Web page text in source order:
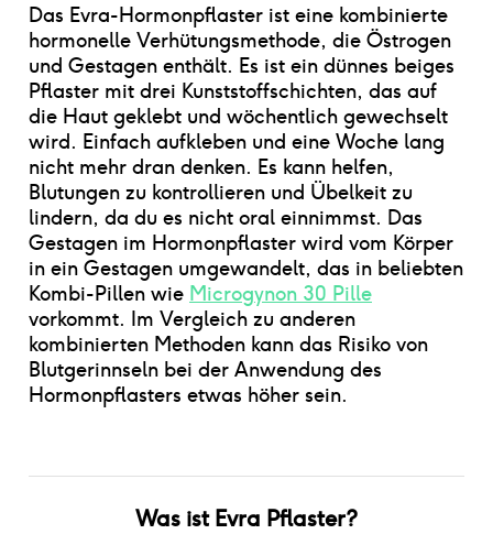
Das Evra-Hormonpflaster ist eine kombinierte
hormonelle Verhütungsmethode, die Östrogen
und Gestagen enthält. Es ist ein dünnes beiges
Pflaster mit drei Kunststoffschichten, das auf
die Haut geklebt und wöchentlich gewechselt
wird. Einfach aufkleben und eine Woche lang
nicht mehr dran denken. Es kann helfen,
Blutungen zu kontrollieren und Übelkeit zu
lindern, da du es nicht oral einnimmst. Das
Gestagen im Hormonpflaster wird vom Körper
in ein Gestagen umgewandelt, das in beliebten
Kombi-Pillen wie Microgynon 30 Pille
vorkommt. Im Vergleich zu anderen
kombinierten Methoden kann das Risiko von
Blutgerinnseln bei der Anwendung des
Hormonpflasters etwas höher sein.
Was istEvra Pflaster?